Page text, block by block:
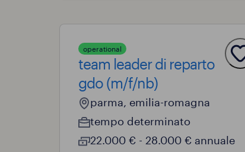
operational
team leader di reparto
gdo (m/f/nb)
parma, emilia-romagna
tempo determinato
22.000 € - 28.000 € annuale